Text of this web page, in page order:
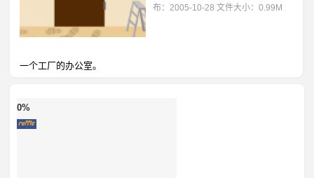
布：2005-10-28 文件大小：0.99M
一个工厂的办公室。
0%